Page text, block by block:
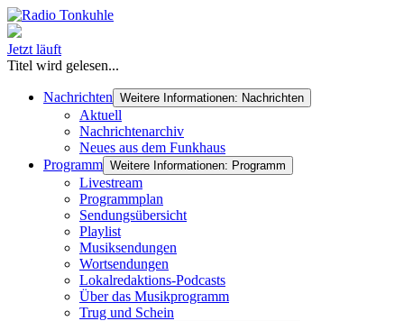
Jetzt läuft
Titel wird gelesen...
Nachrichten Weitere Informationen: Nachrichten
Aktuell
Nachrichtenarchiv
Neues aus dem Funkhaus
Programm Weitere Informationen: Programm
Livestream
Programmplan
Sendungsübersicht
Playlist
Musiksendungen
Wortsendungen
Lokalredaktions-Podcasts
Über das Musikprogramm
Trug und Schein